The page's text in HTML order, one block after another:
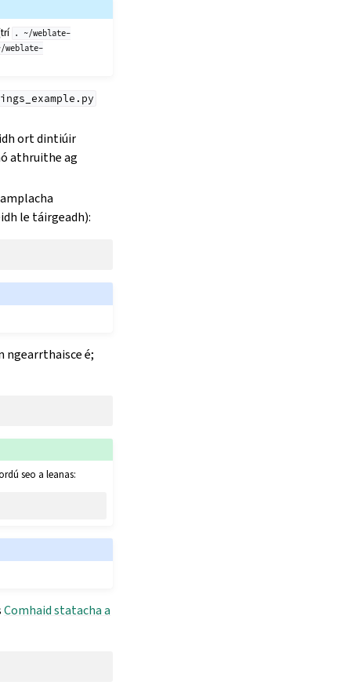
.
~/weblate-
weblate-
ort dintiúir
athruithe ag
le táirgeadh):
ngearrthaisce é;
seo a leanas:
Comhaid statacha a